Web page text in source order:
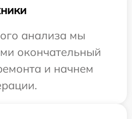
анализа мы
окончательный
и начнем